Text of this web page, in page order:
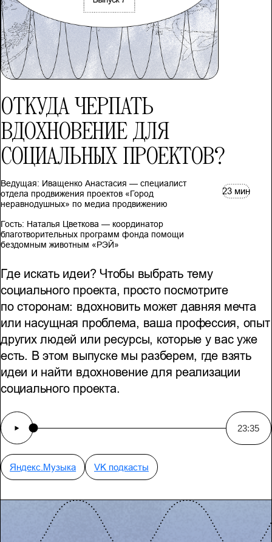
Ведущая: Иващенко Анастасия — специалист
отдела продвижения проектов «Город
неравнодушных» по медиа продвижению
Гость: Наталья Цветкова — координатор
благотворительных программ фонда помощи
бездомным животным «РЭЙ»
23 мин
ОТКУДА ЧЕРПАТЬ
ВДОХНОВЕНИЕ ДЛЯ
СОЦИАЛЬНЫХ ПРОЕКТОВ?
Где искать идеи? Чтобы выбрать тему
социального проекта, просто посмотрите
по сторонам: вдохновить может давняя мечта
или насущная проблема, ваша профессия, опыт
других людей или ресурсы, которые у вас уже
есть. В этом выпуске мы разберем, где взять
идеи и найти вдохновение для реализации
социального проекта.
23:35
Яндекс.Музыка VK подкасты